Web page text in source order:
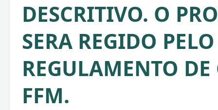
DESCRITIVO. O
SERA REGIDO PELO
REGULAMENTO DE
FFM.